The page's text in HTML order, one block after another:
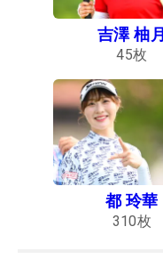
吉澤 柚月
45枚
都 玲華
310枚